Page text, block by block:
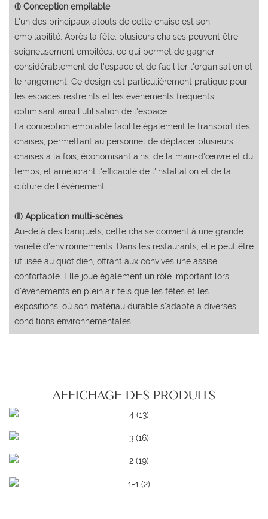
(I) Conception empilable
L'un des principaux atouts de cette chaise est son
empilabilité. Après la fête, plusieurs chaises peuvent être
soigneusement empilées, ce qui permet de gagner
considérablement de l'espace et de faciliter l'organisation et
le rangement. Ce design est particulièrement pratique pour
les espaces restreints et les événements fréquents,
optimisant ainsi l'utilisation de l'espace.
La conception empilable facilite également le transport des
chaises, permettant au personnel de déplacer plusieurs
chaises à la fois, économisant ainsi de la main-d'œuvre et du
temps, et améliorant l'efficacité de l'installation et de la
clôture de l'événement.
(II) Application multi-scènes
Au-delà des banquets, cette chaise convient à une grande
variété d'environnements. Dans les restaurants, elle peut être
utilisée au quotidien, offrant aux convives une assise
confortable. Elle joue également un rôle important lors
d'événements en plein air tels que les fêtes et les
expositions, où son matériau durable s'adapte à diverses
conditions environnementales.
AFFICHAGE DES PRODUITS